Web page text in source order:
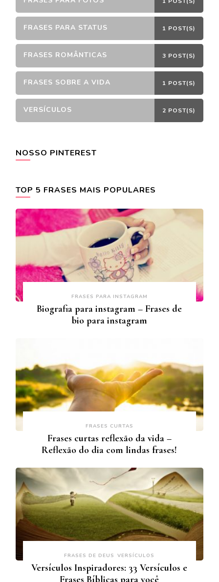
FRASES PARA STATUS 1 POST(S)
FRASES ROMÂNTICAS 3 POST(S)
FRASES SOBRE A VIDA 1 POST(S)
VERSÍCULOS 2 POST(S)
NOSSO PINTEREST
TOP 5 FRASES MAIS POPULARES
FRASES PARA INSTAGRAM
Biografia para instagram – Frases de
bio para instagram
FRASES CURTAS
Frases curtas reflexão da vida –
Reflexão do dia com lindas frases!
FRASES DE DEUS VERSÍCULOS
Versículos Inspiradores: 33 Versículos e
Frases Bíblicas para você